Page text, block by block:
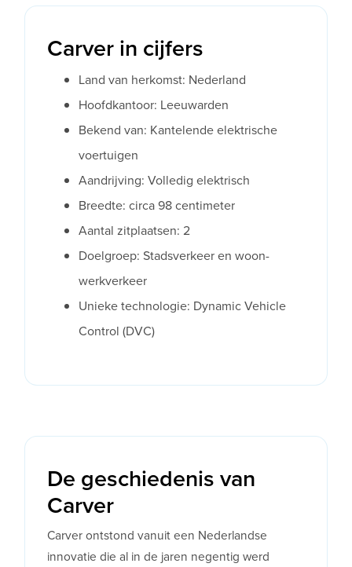
Carver in cijfers
Land van herkomst: Nederland
Hoofdkantoor: Leeuwarden
Bekend van: Kantelende elektrische
voertuigen
Aandrijving: Volledig elektrisch
Breedte: circa 98 centimeter
Aantal zitplaatsen: 2
Doelgroep: Stadsverkeer en woon-
werkverkeer
Unieke technologie: Dynamic Vehicle
Control (DVC)
De geschiedenis van
Carver
Carver ontstond vanuit een Nederlandse
innovatie die al in de jaren negentig werd